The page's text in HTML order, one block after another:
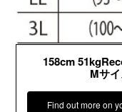
158cm
Mサ
Find out more on